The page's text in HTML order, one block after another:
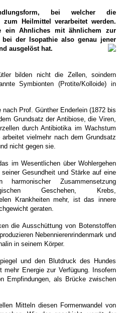
bei welcher die
Heilmittel verarbeitet werden.
ein Ahnliches mit ähnlichem zur
der Isopathie also genau jener
ausgelöst hat.
bilden nicht die Zellen, soindern
Symbionten (Protite/Kolloide) in
Prof. Günther Enderlein (1872 bis
Grundsatz der Antibiose, die Viren,
durch Antibiotika im Wachstum
vielmehr nach dem Grundsatz
nicht gegen sie.
im Wesentlichen über Wohlergehen
Gesundheit und Stärke auf eine
Zusammensetzung
Geschehen, Krebs,
Krankheiten mehr, ist das innere
geraten.
die Ausschüttung von Botenstoffen
Nebennierenrindenmark und
in seinem Körper.
und den Blutdruck des Hundes
Energie zur Verfügung. Insofern
Empfindungen, als Brücke zwischen
Mitteln diesen Formenwandel von